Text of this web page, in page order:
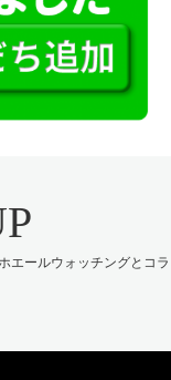
エールウォッチングとコラ